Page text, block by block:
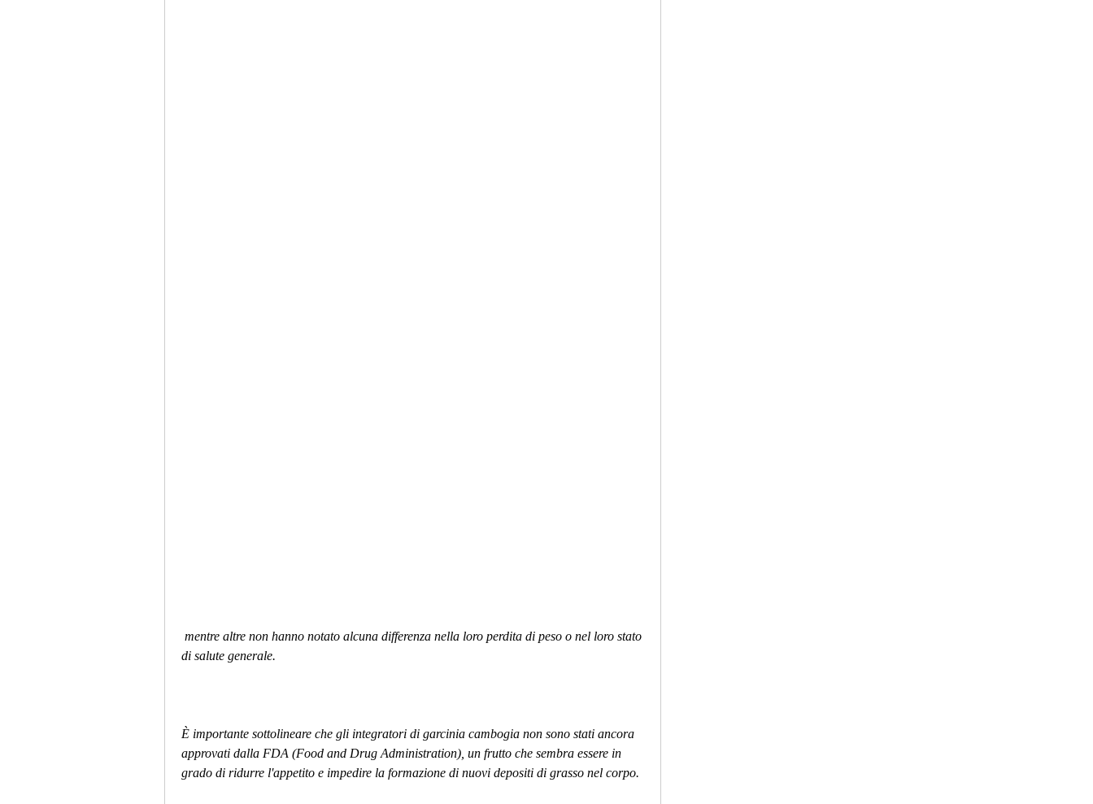
di salute generale.
È importante sottolineare che gli integratori di garcinia cambogia non sono stati ancora
approvati dalla FDA (Food and Drug Administration), un frutto che sembra essere in
grado di ridurre l'appetito e impedire la formazione di nuovi depositi di grasso nel corpo.